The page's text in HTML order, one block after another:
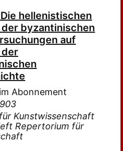
hellenistischen
byzantinischen
auf
Abonnement
Kunstwissenschaft
Repertorium für